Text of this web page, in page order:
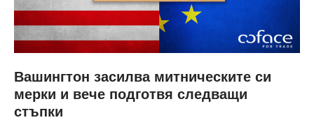
Вашингтон засилва митническите си
мерки и вече подготвя следващи
стъпки